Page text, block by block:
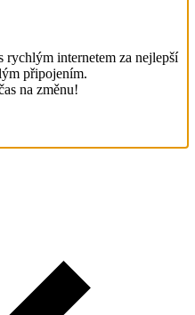
rychlým internetem za nejlepší
připojením.
na změnu!